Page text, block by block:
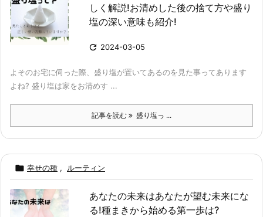
しく解説!お清めした後の捨て方や盛り
塩の深い意味も紹介!
 2024-03-05
よそのお宅に伺った際、盛り塩が置いてあるのを見た事ってあります
よね? 盛り塩は家をお清めす ...
記事を読む 盛り塩っ ...
 幸せの種 , ルーティン
あなたの未来はあなたが望む未来にな
る!種まきから始める第一歩は?